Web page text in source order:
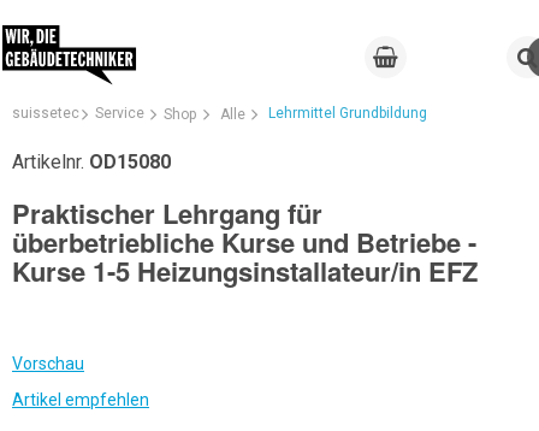
suissetec Service Shop Alle Lehrmittel Grundbildung
Artikelnr. OD15080
Praktischer Lehrgang für
überbetriebliche Kurse und Betriebe -
Kurse 1-5 Heizungsinstallateur/in EFZ
Vorschau
Artikel empfehlen